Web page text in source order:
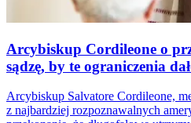
Arcybiskup Cordileone o
sądzę, by te ograniczenia
Arcybiskup Salvatore Cordileone,
z najbardziej rozpoznawalnych